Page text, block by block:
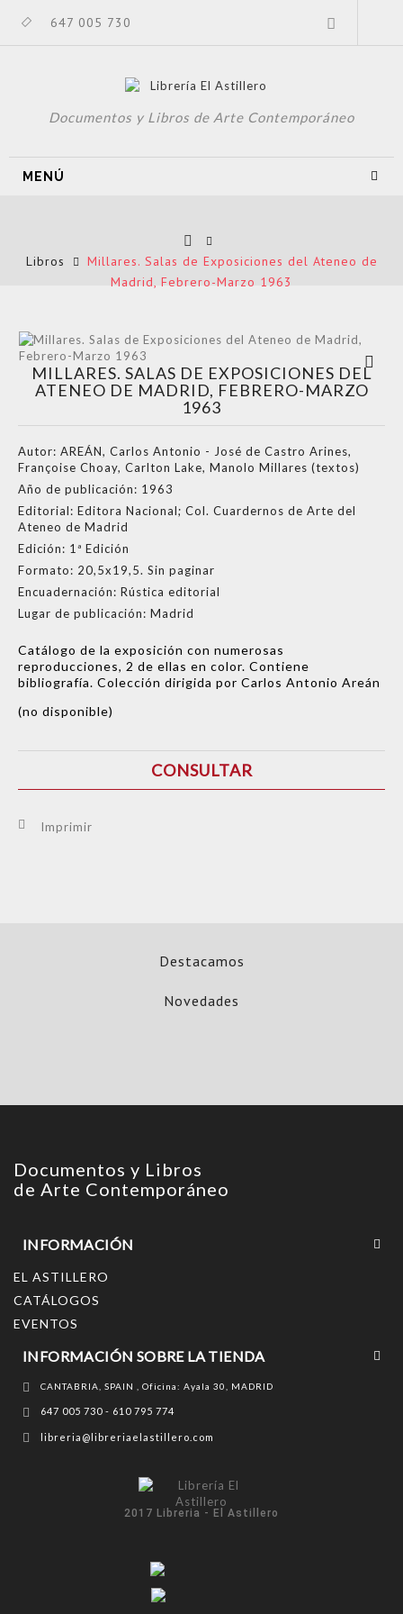
647 005 730
Documentos y Libros de Arte Contemporáneo
MENÚ
Libros
Millares. Salas de Exposiciones del Ateneo de
Madrid, Febrero-Marzo 1963
MILLARES. SALAS DE EXPOSICIONES DEL
ATENEO DE MADRID, FEBRERO-MARZO
1963
Autor: AREÁN, Carlos Antonio - José de Castro Arines,
Françoise Choay, Carlton Lake, Manolo Millares (textos)
Año de publicación: 1963
Editorial: Editora Nacional; Col. Cuardernos de Arte del
Ateneo de Madrid
Edición: 1ª Edición
Formato: 20,5x19,5. Sin paginar
Encuadernación: Rústica editorial
Lugar de publicación: Madrid
Catálogo de la exposición con numerosas
reproducciones, 2 de ellas en color. Contiene
bibliografía. Colección dirigida por Carlos Antonio Areán
(no disponible)
CONSULTAR
Imprimir
Destacamos
Novedades
Documentos y Libros
de Arte Contemporáneo
INFORMACIÓN
EL ASTILLERO
CATÁLOGOS
EVENTOS
2017 Libreria - El Astillero
INFORMACIÓN SOBRE LA TIENDA
CANTABRIA, SPAIN , Oficina: Ayala 30, MADRID
647 005 730 - 610 795 774
libreria@libreriaelastillero.com